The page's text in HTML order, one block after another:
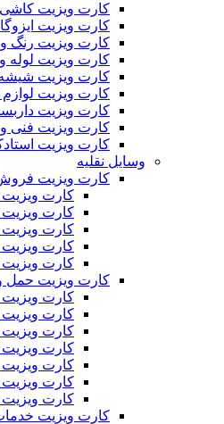
کارت ویزیت
کارت ویزیت
کارت ویزیت رنگ و
کارت ویزیت لوله
کارت ویزیت
کارت ویزیت لوازم
کارت ویزیت
کارت ویزیت فنی
کارت ویزیت
وسایل نقلیه
کارت ویزیت فروش
کارت ویزیت
کارت ویزیت
کارت ویزیت
کارت
کارت
کارت ویزیت حمل
کارت ویزیت
کارت
کارت ویزیت
کارت ویزیت
کارت ویزیت
کارت ویزیت
کارت ویزیت
کارت ویزیت